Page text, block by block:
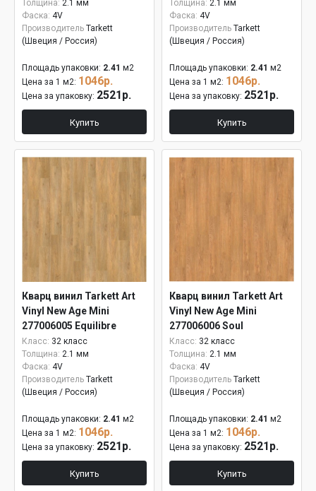
Толщина: 2.1 мм
Фаска: 4V
Производитель Tarkett
(Швеция / Россия)
Площадь упаковки: 2.41 м2
Цена за 1 м2: 1046р.
Цена за упаковку: 2521р.
Купить
Толщина: 2.1 мм
Фаска: 4V
Производитель Tarkett
(Швеция / Россия)
Площадь упаковки: 2.41 м2
Цена за 1 м2: 1046р.
Цена за упаковку: 2521р.
Купить
Кварц винил Tarkett Art
Vinyl New Age Mini
277006005 Equilibre
Класс: 32 класс
Толщина: 2.1 мм
Фаска: 4V
Производитель Tarkett
(Швеция / Россия)
Площадь упаковки: 2.41 м2
Цена за 1 м2: 1046р.
Цена за упаковку: 2521р.
Купить
Кварц винил Tarkett Art
Vinyl New Age Mini
277006006 Soul
Класс: 32 класс
Толщина: 2.1 мм
Фаска: 4V
Производитель Tarkett
(Швеция / Россия)
Площадь упаковки: 2.41 м2
Цена за 1 м2: 1046р.
Цена за упаковку: 2521р.
Купить